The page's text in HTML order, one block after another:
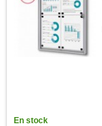
En stock